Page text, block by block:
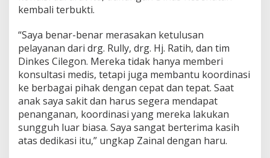
kembali terbukti.
“Saya benar-benar merasakan ketulusan
pelayanan dari drg. Rully, drg. Hj. Ratih, dan tim
Dinkes Cilegon. Mereka tidak hanya memberi
konsultasi medis, tetapi juga membantu koordinasi
ke berbagai pihak dengan cepat dan tepat. Saat
anak saya sakit dan harus segera mendapat
penanganan, koordinasi yang mereka lakukan
sungguh luar biasa. Saya sangat berterima kasih
atas dedikasi itu,” ungkap Zainal dengan haru.